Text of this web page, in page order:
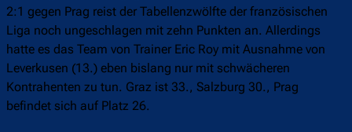
2:1 gegen Prag reist der Tabellenzwölfte der französischen
Liga noch ungeschlagen mit zehn Punkten an. Allerdings
hatte es das Team von Trainer Eric Roy mit Ausnahme von
Leverkusen (13.) eben bislang nur mit schwächeren
Kontrahenten zu tun. Graz ist 33., Salzburg 30., Prag
befindet sich auf Platz 26.